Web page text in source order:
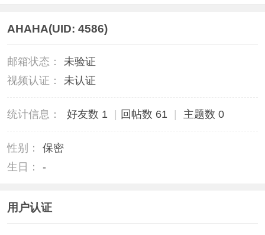
AHAHA(UID: 4586)
邮箱状态：
未验证
视频认证：
未认证
统计信息： 好友数 1 | 回帖数 61 | 主题数 0
性别：
保密
生日：
-
用户认证